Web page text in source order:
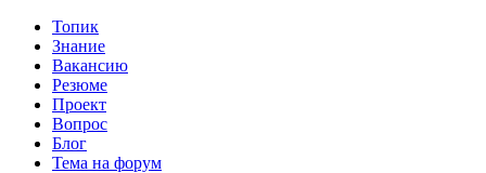
Топик
Знание
Вакансию
Резюме
Проект
Вопрос
Блог
Тема на форум